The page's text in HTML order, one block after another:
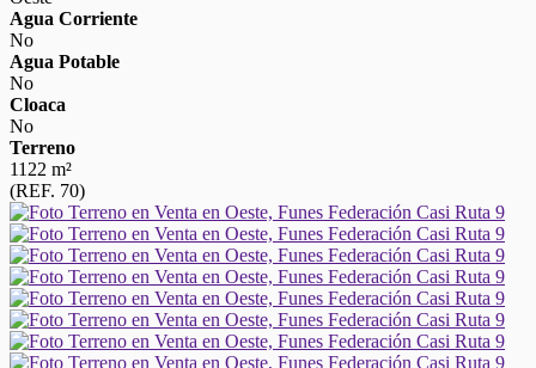
Agua Corriente
No
Agua Potable
No
Cloaca
No
Terreno
1122 m²
(REF. 70)